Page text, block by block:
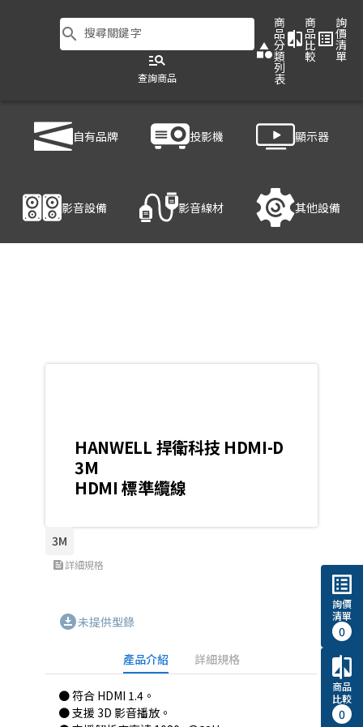
search 搜尋關鍵字
manage_search
查詢商品
category
商
品
分
類
列
表
compare
商
品
比
較
list_alt
詢
價
清
單
自有品牌 投影機 顯示器
影音設備 影音線材 其他設備
HANWELL 捍衛科技 HDMI-D 3M
HANWELL 捍衛科技 HDMI-D
3M
HDMI 標準纜線
3M
feed詳細規格
download_for_offline未提供型錄
產品介紹 詳細規格
● 符合 HDMI 1.4。
● 支援 3D 影音播放。
list_alt
詢價
清單
0
compare
商品
比較
0